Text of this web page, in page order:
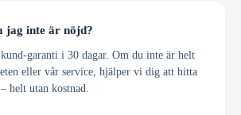
jag inte är nöjd?
garanti i 30 dagar. Om du inte är helt
eller vår service, hjälper vi dig att hitta
helt utan kostnad.